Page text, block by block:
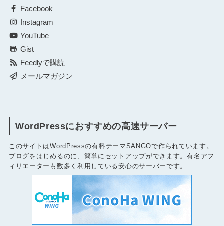
Facebook
Instagram
YouTube
Gist
Feedlyで購読
メールマガジン
WordPressにおすすめの高速サーバー
このサイトはWordPressの有料テーマSANGOで作られています。
ブログをはじめるのに、簡単にセットアップができます。有名アフ
ィリエーターも数多く利用している安心のサーバーです。